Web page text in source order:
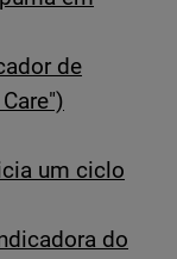
de
um ciclo
do